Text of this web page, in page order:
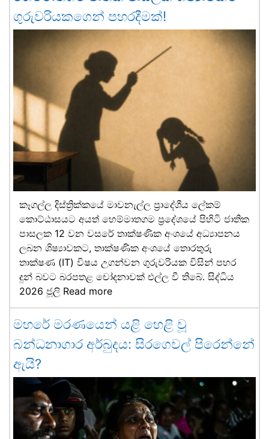
ගුරුවරියකගෙන් පහරදීමක්!
කෑගල්ල දිස්ත්‍රික්කයේ මාවනැල්ල ප්‍රාදේශීය ලේකම්
කොට්ඨාසයට අයත් හෙම්මාතගම ප්‍රදේශයේ පිහිටි ජාතික
පාසලක 12 වන වසරේ තාක්ෂණික අංශයේ අධ්‍යාපනය
ලබන ශිෂ්‍යාවකට, තාක්ෂණික අංශයේ තොරතුරු
තාක්ෂණ (IT) විෂය උගන්වන ගුරුවරියක විසින් පහර
දුන් බවට බරපතළ චෝදනාවක් එල්ල වී තිබේ. සිද්ධිය
2026 ජූලි Read more
මහරේ මරණයෙන් යළි හෙළි වූ
බන්ධනාගාර අර්බුදය: සිරගෙවල් පිරෙන්නේ
ඇයි?